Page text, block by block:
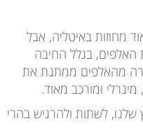
מחוזות באיטליה, אבל
האלפים, בגלל החיבה
מהאלפים ממתנת את
מינרלי ומורכב מאוד.
שלנו, לשתות ולהרגיש בהרי